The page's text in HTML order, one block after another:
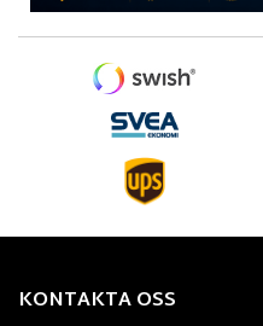
KONTAKTA OSS